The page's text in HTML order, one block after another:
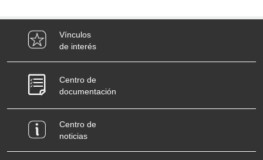
Vínculos
de interés
Centro de
documentación
Centro de
noticias